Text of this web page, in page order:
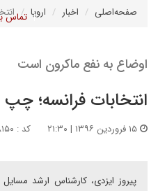
تماس صفحه‌اصلی اخبار اروپا
اوضاع به نفع ماکرون است
انتخابات فرانسه؛
کد : ۱۹۶۸۱۵۰
پیروز ایزدی، کارشناس ارشد